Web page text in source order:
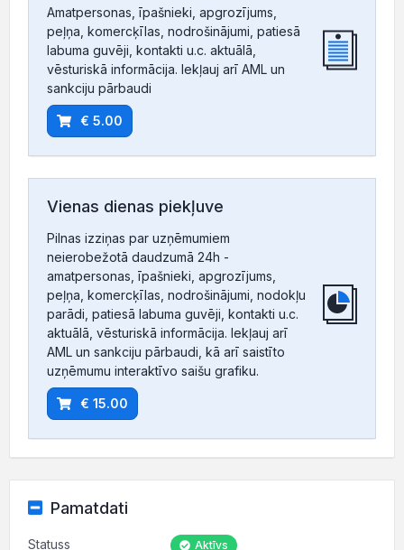
Amatpersonas, īpašnieki, apgrozījums,
peļņa, komercķīlas, nodrošinājumi, patiesā
labuma guvēji, kontakti u.c. aktuālā,
vēsturiskā informācija. Iekļauj arī AML un
sankciju pārbaudi
€ 5.00
Vienas dienas piekļuve
Pilnas izziņas par uzņēmumiem
neierobežotā daudzumā 24h -
amatpersonas, īpašnieki, apgrozījums,
peļņa, komercķīlas, nodrošinājumi, nodokļu
parādi, patiesā labuma guvēji, kontakti u.c.
aktuālā, vēsturiskā informācija. Iekļauj arī
AML un sankciju pārbaudi, kā arī saistīto
uzņēmumu interaktīvo saišu grafiku.
€ 15.00
Pamatdati
Statuss Aktīvs